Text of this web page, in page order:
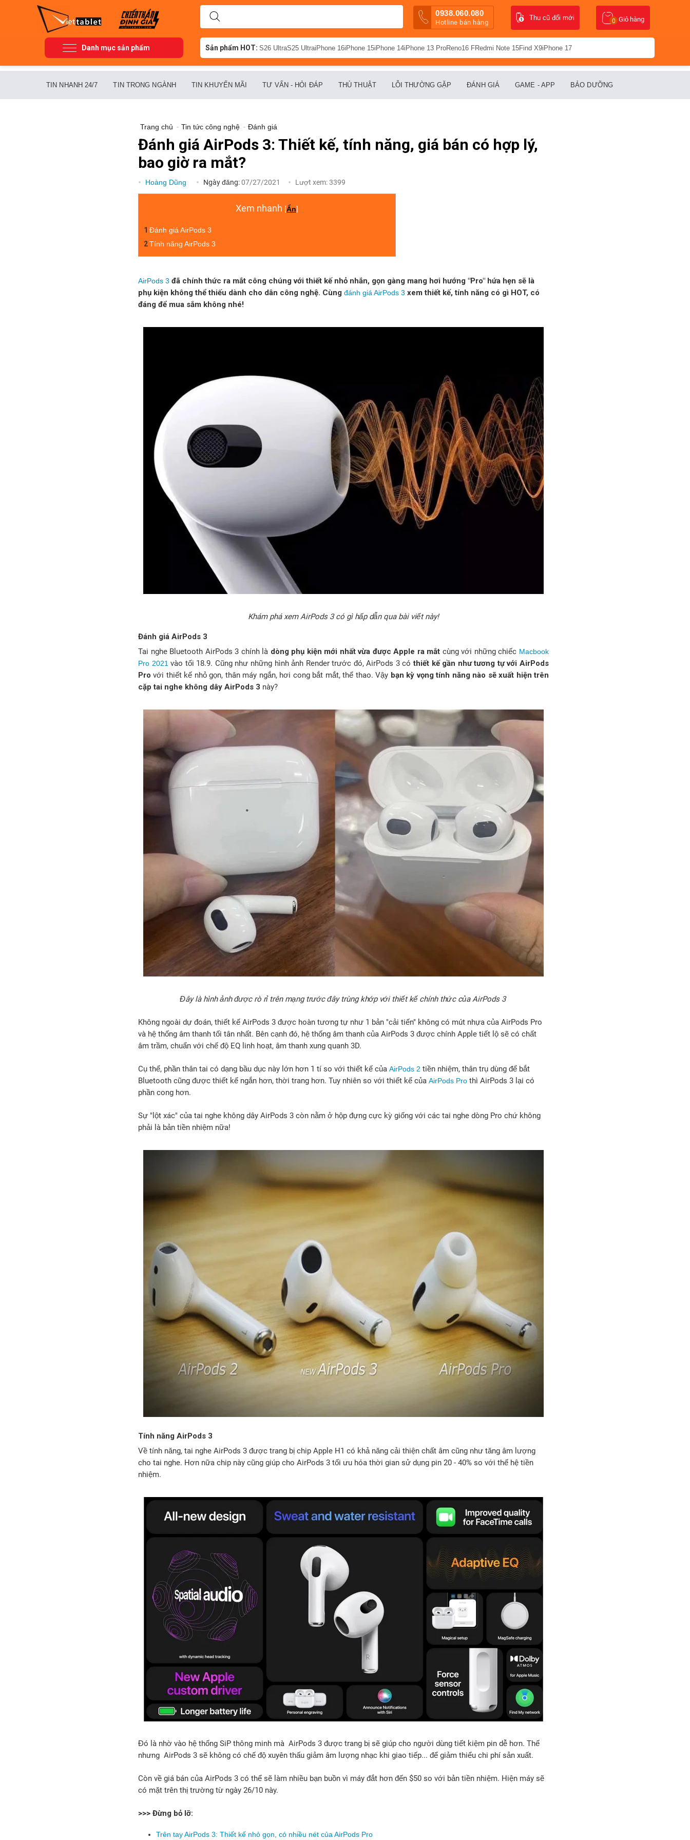
0938.060.080
Hotline bán hàng Giỏ hàng
0
Thu cũ đổi mới
Danh mục sản phẩm Sản phẩm HOT: S26 UltraS25 UltraiPhone 16iPhone 15iPhone 14iPhone 13 ProReno16 FRedmi Note 15Find X9iPhone 17
TIN NHANH 24/7 TIN TRONG NGÀNH TIN KHUYẾN MÃI TƯ VẤN - HỎI ĐÁP THỦ THUẬT LỖI THƯỜNG GẶP ĐÁNH GIÁ GAME - APP BẢO DƯỠNG
Trang chủ - Tin tức công nghệ - Đánh giá
Đánh giá AirPods 3: Thiết kế, tính năng, giá bán có hợp lý,
bao giờ ra mắt?
Hoàng Dũng Ngày đăng:07/27/2021 Lượt xem:3399
Xem nhanh [Ẩn]
1 Đánh giá AirPods 3
2Tính năng AirPods 3
AirPods 3 đã chính thức ra mắt công chúng với thiết kế nhỏ nhắn, gọn gàng mang hơi hướng "Pro" hứa hẹn sẽ là
phụ kiện không thể thiếu dành cho dân công nghệ. Cùng đánh giá AirPods 3 xem thiết kế, tính năng có gì HOT, có
đáng để mua sắm không nhé!
Khám phá xem AirPods 3 có gì hấp dẫn qua bài viết này!
Đánh giá AirPods 3
Tai nghe Bluetooth AirPods 3 chính là dòng phụ kiện mới nhất vừa được Apple ra mắt cùng với những chiếc Macbook
Pro 2021vào tối 18.9. Cũng như những hình ảnh Render trước đó, AirPods 3 cóthiết kế gần như tương tự với AirPods
Pro với thiết kế nhỏ gọn, thân máy ngắn, hơi cong bắt mắt, thể thao. Vậy bạn kỳ vọng tính năng nào sẽ xuất hiện trên
cặp tai nghe không dây AirPods 3 này?
Đây là hình ảnh được rò rỉ trên mạng trước đây trùng khớp với thiết kế chính thức của AirPods 3
Không ngoài dự đoán, thiết kế AirPods 3 được hoàn tương tự như 1 bản "cải tiến" không có mút nhựa của AirPods Pro
và hệ thống âm thanh tối tân nhất. Bên cạnh đó, hệ thống âm thanh của AirPods 3 được chính Apple tiết lộ sẽ có chất
âm trầm, chuẩn với chế độ EQ linh hoạt, âm thanh xung quanh 3D.
Cụ thể, phần thân tai có dạng bầu dục này lớn hơn 1 tí so với thiết kế của AirPods 2 tiền nhiệm, thân trụ dùng để bắt
Bluetooth cũng được thiết kế ngắn hơn, thời trang hơn. Tuy nhiên so với thiết kế của AirPods Pro thì AirPods 3 lại có
phần cong hơn.
Sự "lột xác" của tai nghe không dây AirPods 3 còn nằm ở hộp đựng cực kỳ giống với các tai nghe dòng Pro chứ không
phải là bản tiền nhiệm nữa!
Tính năng AirPods 3
Về tính năng, tai nghe AirPods 3 được trang bị chip Apple H1 có khả năng cải thiện chất âm cũng như tăng âm lượng
cho tai nghe. Hơn nữa chip này cũng giúp cho AirPods 3 tối ưu hóa thời gian sử dụng pin 20 - 40% so với thế hệ tiền
nhiệm.
Đó là nhờ vào hệ thống SiP thông minh mà AirPods 3 được trang bị sẽ giúp cho người dùng tiết kiệm pin dễ hơn. Thế
nhưng AirPods 3 sẽ không có chế độ xuyên thấu giảm âm lượng nhạc khi giao tiếp... để giảm thiểu chi phí sản xuất.
Còn về giá bán của AirPods 3 có thể sẽ làm nhiều bạn buồn vì máy đắt hơn đến $50 so với bản tiền nhiệm. Hiện máy sẽ
có mặt trên thị trường từ ngày 26/10 này.
>>> Đừng bỏ lỡ:
Trên tay AirPods 3: Thiết kế nhỏ gọn, có nhiều nét của AirPods Pro